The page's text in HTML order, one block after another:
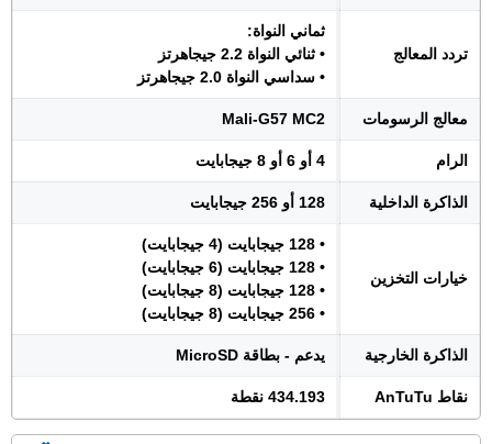
تردد المعالج
ثماني النواة:
• ثنائي النواة 2.2 جيجاهرتز
• سداسي النواة 2.0 جيجاهرتز
معالج الرسومات Mali-G57 MC2
الرام 4 أو 6 أو 8 جيجابايت
الذاكرة الداخلية 128 أو 256 جيجابايت
خيارات التخزين
• 128 جيجابايت (4 جيجابايت)
• 128 جيجابايت (6 جيجابايت)
• 128 جيجابايت (8 جيجابايت)
• 256 جيجابايت (8 جيجابايت)
الذاكرة الخارجية يدعم - بطاقة MicroSD
نقاط AnTuTu 434.193 نقطة